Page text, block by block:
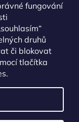
fungování
druhů
či blokovat
tlačítka
.